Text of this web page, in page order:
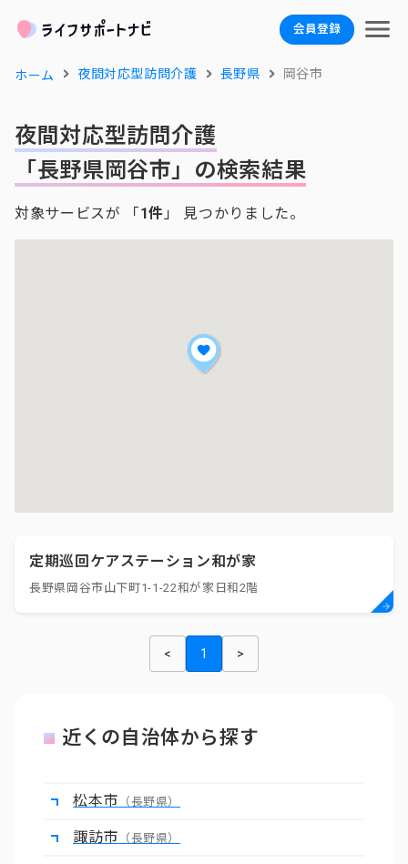
会員登録
ホーム 夜間対応型訪問介護 長野県 岡谷市
夜間対応型訪問介護
「長野県岡谷市」の検索結果
対象サービスが 「1件 」 見つかりました。
定期巡回ケアステーション和が家
長野県岡谷市山下町1-1-22和が家日和2階
< 1 >
近くの自治体から探す
松本市 （長野県）
諏訪市 （長野県）